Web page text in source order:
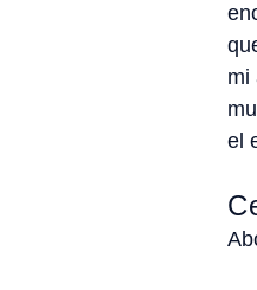
mi
el